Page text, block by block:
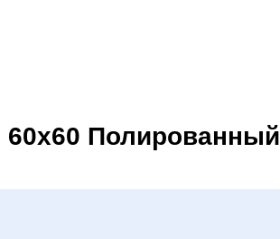
60х60 Полированный